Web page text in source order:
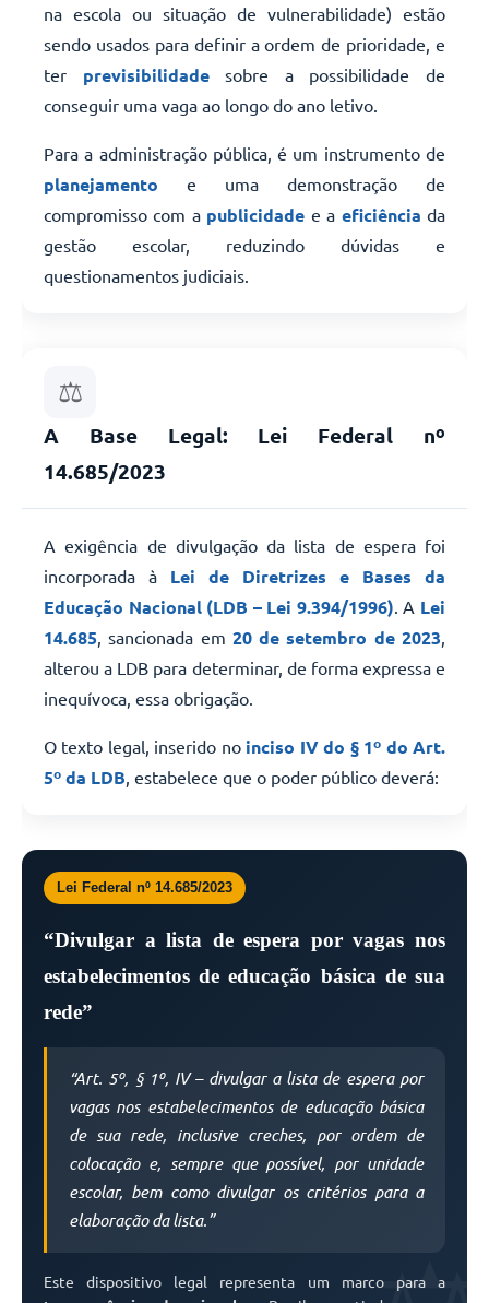
na escola ou situação de vulnerabilidade) estão
sendo usados para definir a ordem de prioridade, e
ter previsibilidadesobre a possibilidade de
conseguir uma vaga ao longo do ano letivo.
Para a administração pública, é um instrumento de
planejamento e uma demonstração de
compromisso com a publicidade e a eficiência da
gestão escolar, reduzindo dúvidas e
questionamentos judiciais.
⚖️
A Base Legal: Lei Federal nº
14.685/2023
A exigência de divulgação da lista de espera foi
incorporada à Lei de Diretrizes e Bases da
Educação Nacional (LDB – Lei 9.394/1996). A Lei
14.685, sancionada em 20 de setembro de 2023,
alterou a LDB para determinar, de forma expressa e
inequívoca, essa obrigação.
O texto legal, inserido no inciso IV do § 1º do Art.
5º da LDB, estabelece que o poder público deverá:
Lei Federal nº 14.685/2023
“Divulgar a lista de espera por vagas nos
estabelecimentos de educação básica de sua
rede”
“Art. 5º, § 1º, IV – divulgar a lista de espera por
vagas nos estabelecimentos de educação básica
de sua rede, inclusive creches, por ordem de
colocação e, sempre que possível, por unidade
escolar, bem como divulgar os critérios para a
elaboração da lista.”
Este dispositivo legal representa um marco para a